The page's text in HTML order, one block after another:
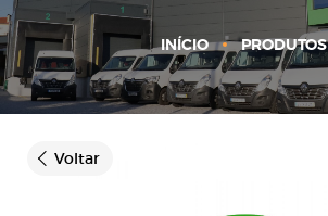
INÍCIO PRODUTOS
Voltar